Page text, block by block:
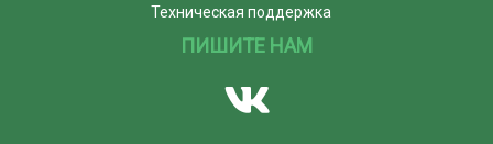
Техническая поддержка
ПИШИТЕ НАМ